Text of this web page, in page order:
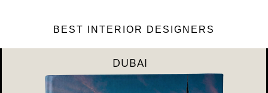
BEST INTERIOR DESIGNERS
DUBAI